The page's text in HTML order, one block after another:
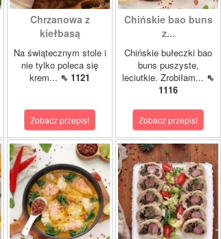
Chrzanowa z
kiełbasą
Na świątecznym stole i
nie tylko poleca się
krem... ⇖ 1121
Zobacz przepis!
Chińskie bao buns
z...
Chińskie bułeczki bao
buns puszyste,
leciutkie. Zrobiłam... ⇖
1116
Zobacz przepis!